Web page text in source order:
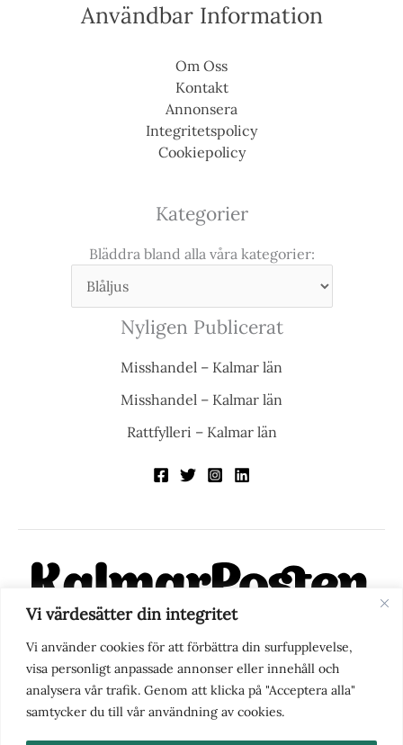
Vi värdesätter din integritet
Vi använder cookies för att förbättra din surfupplevelse,
visa personligt anpassade annonser eller innehåll och
analysera vår trafik. Genom att klicka på "Acceptera alla"
samtycker du till vår användning av cookies.
Användbar Information
Om Oss
Kontakt
Annonsera
Integritetspolicy
Cookiepolicy
Kategorier
Bläddra bland alla våra kategorier:
Nyligen Publicerat
Misshandel – Kalmar län
Misshandel – Kalmar län
Rattfylleri – Kalmar län
KalmarPosten är en modern lokalnyhetstidning på nätet. Med
fokus på Kalmarregionen, men också med blick för det större
perspektivet, vill vi vara din självklara kanal för nyheter,
berättelser och engagemang. KalmarPosten grundades 1988 och
fick nya ägare 2025.